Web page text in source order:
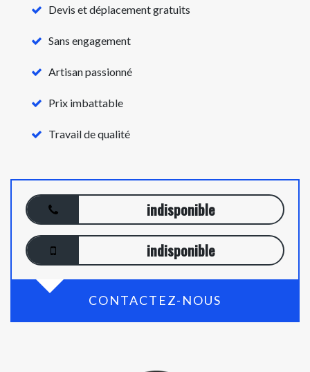
Devis et déplacement gratuits
Sans engagement
Artisan passionné
Prix imbattable
Travail de qualité
indisponible
indisponible
CONTACTEZ-NOUS